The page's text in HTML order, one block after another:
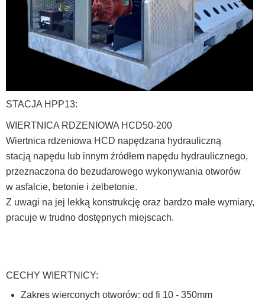
STACJA HPP13:
WIERTNICA RDZENIOWA HCD50-200
Wiertnica rdzeniowa HCD napędzana hydrauliczną
stacją napędu lub innym źródłem napędu hydraulicznego,
przeznaczona do bezudarowego wykonywania otworów
w asfalcie, betonie i żelbetonie.
Z uwagi na jej lekką konstrukcję oraz bardzo małe wymiary,
pracuje w trudno dostępnych miejscach.
CECHY WIERTNICY:
Zakres wierconych otworów: od fi 10 - 350mm